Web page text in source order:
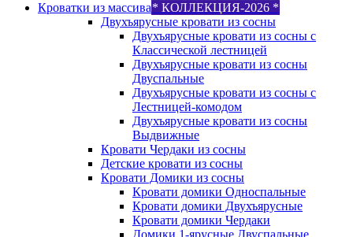
Кроватки из массива* КОЛЛЕКЦИЯ-2026 *
Двухъярусные кровати из сосны
Двухъярусные кровати из сосны с
Классической лестницей
Двухъярусные кровати из сосны
Двуспальные
Двухъярусные кровати из сосны с
Лестницей-комодом
Двухъярусные кровати из сосны
Выдвижные
Кровати Чердаки из сосны
Детские кровати из сосны
Кровати Домики из сосны
Кровати домики Односпальные
Кровати домики Двухъярусные
Кровати домики Чердаки
Домики 1-ярусные Двуспальные